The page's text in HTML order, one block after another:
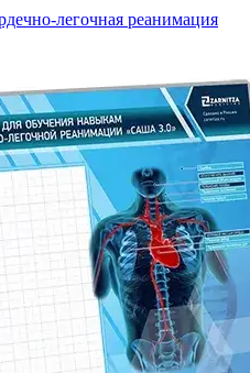
легочная реанимация